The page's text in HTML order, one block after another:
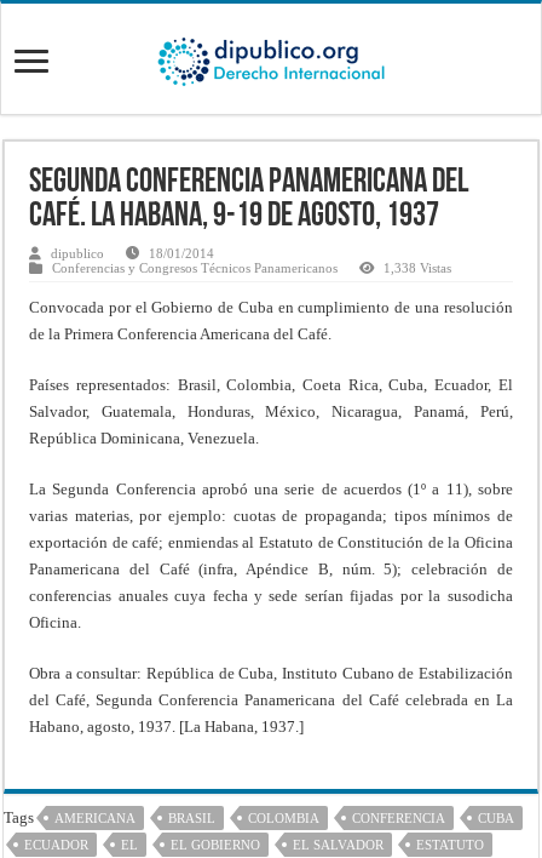
Segunda Conferencia Panamericana del
Café. La Habana, 9-19 de Agosto, 1937
dipublico
18/01/2014
Conferencias y Congresos Técnicos Panamericanos
1,338 Vistas
Convocada por el Gobierno de Cuba en cumplimiento de una resolución
de la Primera Conferencia Americana del Café.
Países representados: Brasil, Colombia, Coeta Rica, Cuba, Ecuador, El
Salvador, Guatemala, Honduras, México, Nicaragua, Panamá, Perú,
República Dominicana, Venezuela.
La Segunda Conferencia aprobó una serie de acuerdos (1º a 11), sobre
varias materias, por ejemplo: cuotas de propaganda; tipos mínimos de
exportación de café; enmiendas al Estatuto de Constitución de la Oficina
Panamericana del Café (infra, Apéndice B, núm. 5); celebración de
conferencias anuales cuya fecha y sede serían fijadas por la susodicha
Oficina.
Obra a consultar: República de Cuba, Instituto Cubano de Estabilización
del Café, Segunda Conferencia Panamericana del Café celebrada en La
Habano, agosto, 1937. [La Habana, 1937.]
Tags AMERICANA BRASIL COLOMBIA CONFERENCIA
CUBA
ECUADOR
EL EL GOBIERNO EL SALVADOR
ESTATUTO